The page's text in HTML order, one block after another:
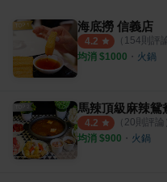
海底撈 信義店
4.2 （ 154則評
均消 $1000 ・ 火鍋
馬辣頂級麻辣鴛
4.2 （ 20則評論
均消 $900 ・ 火鍋